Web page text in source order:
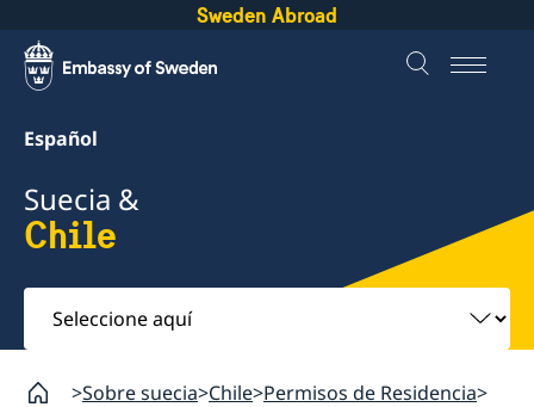
Sweden Abroad
Español
Suecia &
Chile
Seleccione
aquí
Sobre suecia Chile Permisos de Residencia